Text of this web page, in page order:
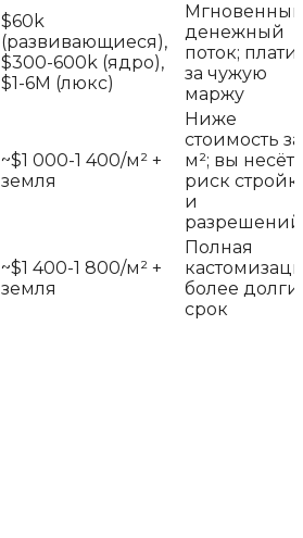
$60k
(развивающиеся),
$300-600k (ядро),
$1-6M (люкс)
денежный
поток;
за чужую
маржу
~$1 000-1 400/м² +
земля
Ниже
стоимость за
м²; вы
риск
и
разрешений
~$1 400-1 800/м² +
земля
Полная
более
срок